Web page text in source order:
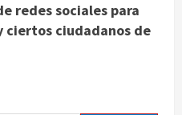
redes sociales para
ciertos ciudadanos de
señala videos
en el caso Ayotzinapa